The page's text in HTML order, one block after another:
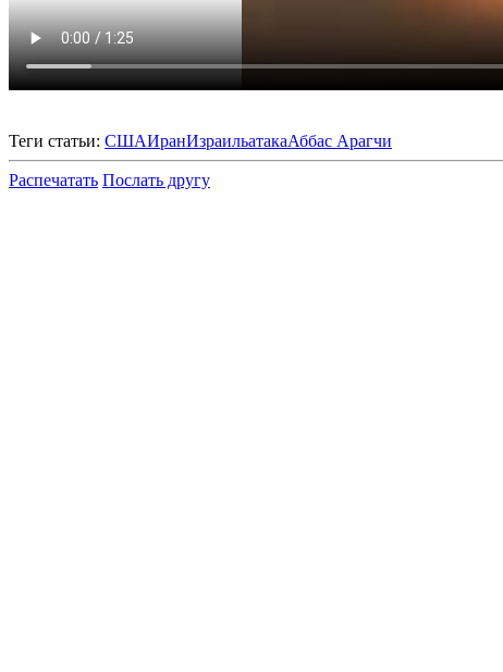
Теги статьи: СШАИранИзраильатакаАббас Арагчи
Распечатать Послать другу